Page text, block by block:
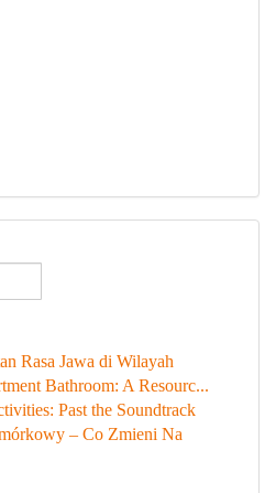
Rasa Jawa di Wilayah
Bathroom: A Resourc...
Past the Soundtrack
– Co Zmieni Na